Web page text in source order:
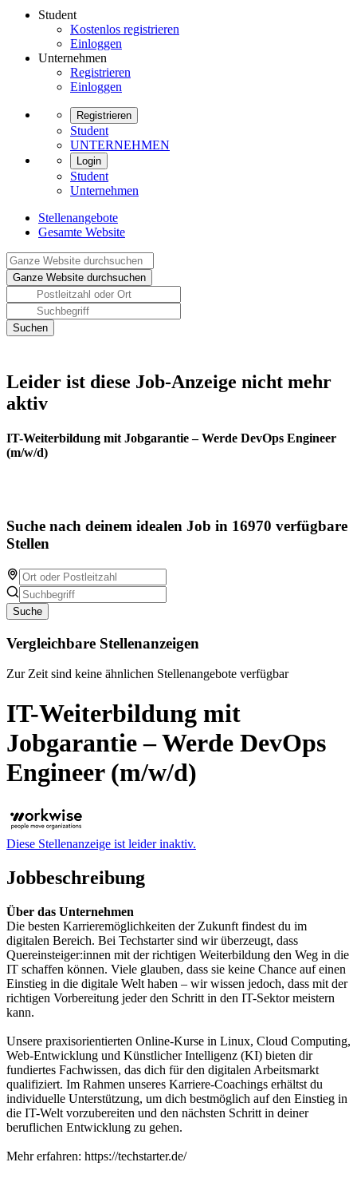
Student
Kostenlos registrieren
Einloggen
Unternehmen
Registrieren
Einloggen
Registrieren
Student
UNTERNEHMEN
Login
Student
Unternehmen
Stellenangebote
Gesamte Website
Leider ist diese Job-Anzeige nicht mehr
aktiv
IT-Weiterbildung mit Jobgarantie – Werde DevOps Engineer
(m/w/d)
Suche nach deinem idealen Job in 16970 verfügbare
Stellen
Suche
Vergleichbare Stellenanzeigen
Zur Zeit sind keine ähnlichen Stellenangebote verfügbar
IT-Weiterbildung mit
Jobgarantie – Werde DevOps
Engineer (m/w/d)
Diese Stellenanzeige ist leider inaktiv.
Jobbeschreibung
Über das Unternehmen
Die besten Karrieremöglichkeiten der Zukunft findest du im
digitalen Bereich. Bei Techstarter sind wir überzeugt, dass
Quereinsteiger:innen mit der richtigen Weiterbildung den Weg in die
IT schaffen können. Viele glauben, dass sie keine Chance auf einen
Einstieg in die digitale Welt haben – wir wissen jedoch, dass mit der
richtigen Vorbereitung jeder den Schritt in den IT-Sektor meistern
kann.
Unsere praxisorientierten Online-Kurse in Linux, Cloud Computing,
Web-Entwicklung und Künstlicher Intelligenz (KI) bieten dir
fundiertes Fachwissen, das dich für den digitalen Arbeitsmarkt
qualifiziert. Im Rahmen unseres Karriere-Coachings erhältst du
individuelle Unterstützung, um dich bestmöglich auf den Einstieg in
die IT-Welt vorzubereiten und den nächsten Schritt in deiner
beruflichen Entwicklung zu gehen.
Mehr erfahren: https://techstarter.de/